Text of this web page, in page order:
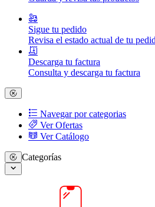
Sigue tu pedido
Revisa el estado actual de tu
Descarga tu factura
Consulta y descarga tu factura
Navegar por categorias
Ver Ofertas
Ver Catálogo
Categorías